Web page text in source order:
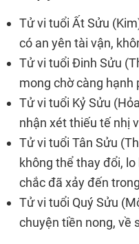
Tử vi tuổi Ất Sửu
có an yên tài vận,
Tử vi tuổi Đinh Sửu
mong chờ càng hạnh
Tử vi tuổi Kỷ Sửu
nhận xét thiếu tế nhị
Tử vi tuổi Tân Sửu
không thể thay đổi,
chắc đã xảy đến
Tử vi tuổi Quý Sửu
chuyện tiền nong, về